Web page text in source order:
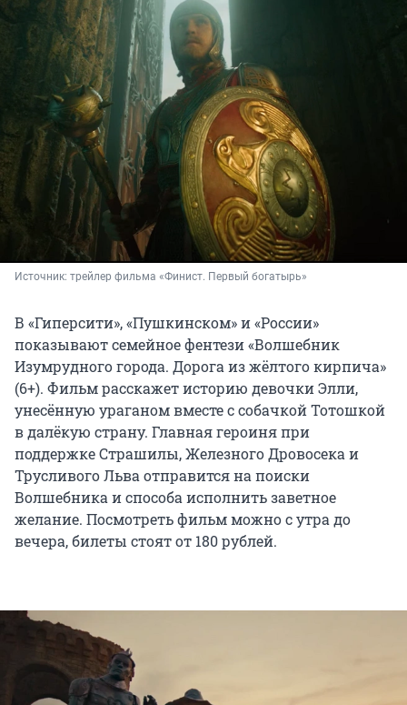
Источник: трейлер фильма «Финист. Первый богатырь»
В «Гиперсити», «Пушкинском» и «России»
показывают семейное фентези «Волшебник
Изумрудного города. Дорога из жёлтого кирпича»
(6+). Фильм расскажет историю девочки Элли,
унесённую ураганом вместе с собачкой Тотошкой
в далёкую страну. Главная героиня при
поддержке Страшилы, Железного Дровосека и
Трусливого Льва отправится на поиски
Волшебника и способа исполнить заветное
желание. Посмотреть фильм можно с утра до
вечера, билеты стоят от 180 рублей.